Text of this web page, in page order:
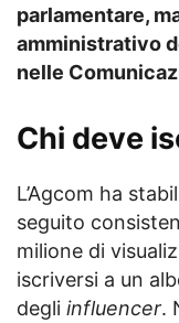
parlamentare,
amministrativo
nelle
Chi deve
L’Agcom ha
seguito
milione di
iscriversi a un
degli influencer.